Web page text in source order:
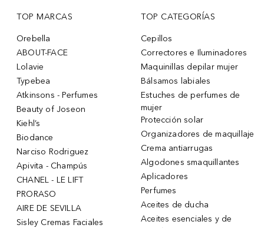
TOP MARCAS
Orebella
ABOUT-FACE
Lolavie
Typebea
Atkinsons - Perfumes
Beauty of Joseon
Kiehl’s
Biodance
Narciso Rodriguez
Apivita - Champús
CHANEL - LE LIFT
PRORASO
AIRE DE SEVILLA
Sisley Cremas Faciales
TOP CATEGORÍAS
Cepillos
Correctores e Iluminadores
Maquinillas depilar mujer
Bálsamos labiales
Estuches de perfumes de
mujer
Protección solar
Organizadores de maquillaje
Crema antiarrugas
Algodones smaquillantes
Aplicadores
Perfumes
Aceites de ducha
Aceites esenciales y de